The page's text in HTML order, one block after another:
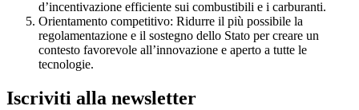
d’incentivazione efficiente sui combustibili e i carburanti.
Orientamento competitivo: Ridurre il più possibile la
regolamentazione e il sostegno dello Stato per creare un
contesto favorevole all’innovazione e aperto a tutte le
tecnologie.
Iscriviti alla newsletter